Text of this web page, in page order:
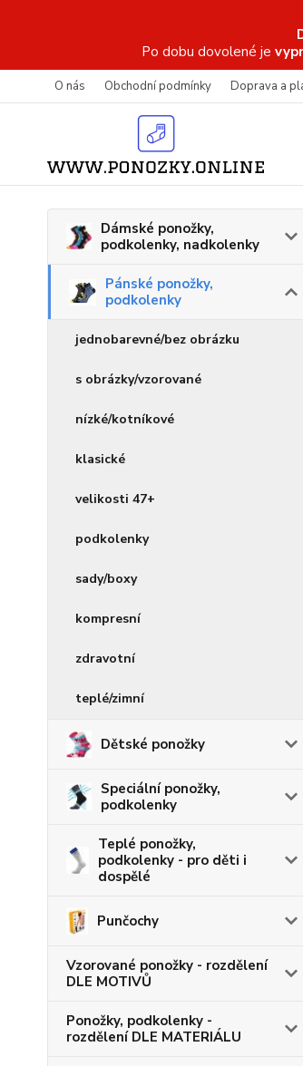
Po dobu dovolené je
O nás Obchodní podmínky Doprava a
Dámské ponožky,
podkolenky, nadkolenky
Pánské ponožky,
podkolenky
jednobarevné/bez obrázku
s obrázky/vzorované
nízké/kotníkové
klasické
velikosti 47+
podkolenky
sady/boxy
kompresní
zdravotní
teplé/zimní
Dětské ponožky
Speciální ponožky,
podkolenky
Teplé ponožky,
podkolenky - pro děti i
dospělé
Punčochy
Vzorované ponožky - rozdělení
DLE MOTIVŮ
Ponožky, podkolenky -
rozdělení DLE MATERIÁLU